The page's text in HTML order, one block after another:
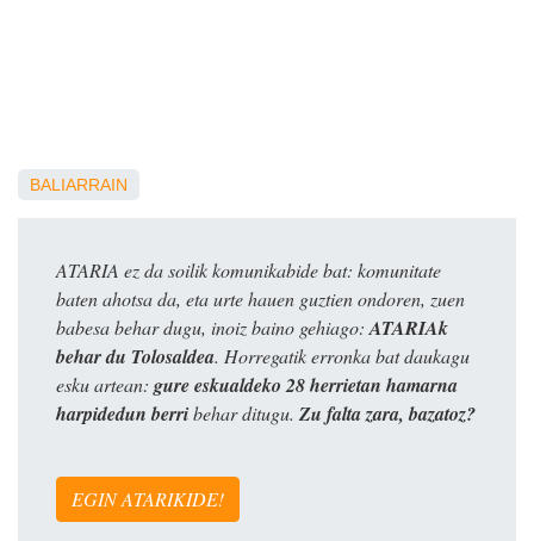
BALIARRAIN
ATARIA ez da soilik komunikabide bat: komunitate
baten ahotsa da, eta urte hauen guztien ondoren, zuen
babesa behar dugu, inoiz baino gehiago: ATARIAk
behar du Tolosaldea. Horregatik erronka bat daukagu
esku artean: gure eskualdeko 28 herrietan hamarna
harpidedun berribehar ditugu. Zu falta zara, bazatoz?
EGIN ATARIKIDE!